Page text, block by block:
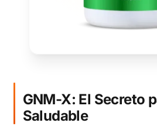
GNM-X: El Secreto
Saludable